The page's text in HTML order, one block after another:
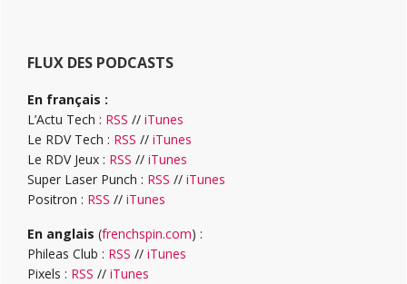
FLUX DES PODCASTS
En français :
L’Actu Tech : RSS // iTunes
Le RDV Tech : RSS // iTunes
Le RDV Jeux : RSS // iTunes
Super Laser Punch : RSS // iTunes
Positron : RSS // iTunes
En anglais (frenchspin.com) :
Phileas Club : RSS // iTunes
Pixels : RSS // iTunes